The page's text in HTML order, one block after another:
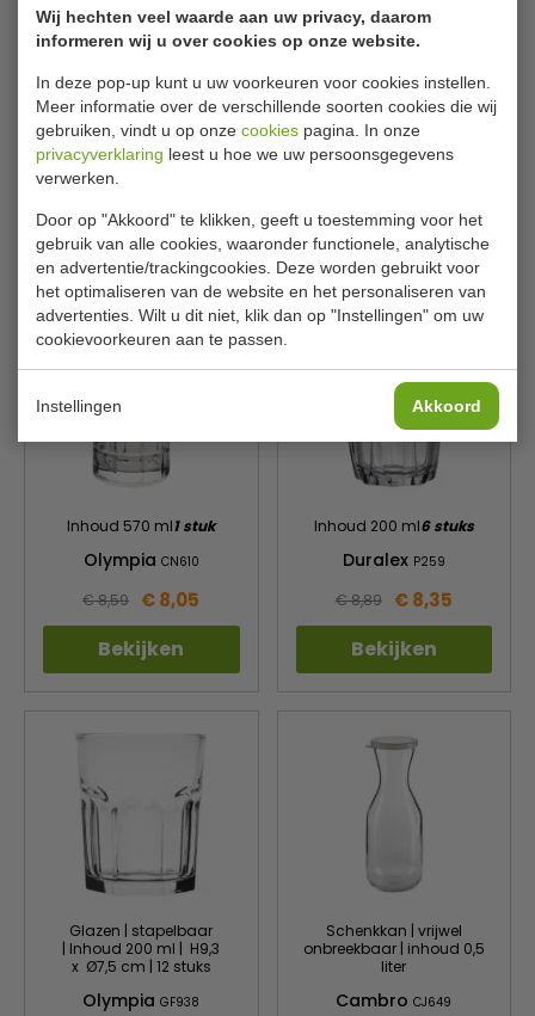
Wij hechten veel waarde aan uw privacy, daarom
informeren wij u over cookies op onze website.
In deze pop-up kunt u uw voorkeuren voor cookies instellen.
Meer informatie over de verschillende soorten cookies die wij
gebruiken, vindt u op onze cookies pagina. In onze
privacyverklaring leest u hoe we uw persoonsgegevens
verwerken.
Door op "Akkoord" te klikken, geeft u toestemming voor het
gebruik van alle cookies, waaronder functionele, analytische
en advertentie/trackingcookies. Deze worden gebruikt voor
het optimaliseren van de website en het personaliseren van
advertenties. Wilt u dit niet, klik dan op "Instellingen" om uw
cookievoorkeuren aan te passen.
Instellingen Akkoord
Inhoud 130 ml
DuralexGG901
Bekijken
Inhoud 130 ml
OlympiaGF924
Bekijken
Inhoud 570 ml1 stuk
Olympia CN610
€ 8,59 € 8,05
Bekijken
Inhoud 200 ml6 stuks
Duralex P259
€ 8,89 € 8,35
Bekijken
Glazen | stapelbaar
| Inhoud 200 ml | H9,3
x Ø7,5 cm | 12 stuks
OlympiaGF938
Schenkkan | vrijwel
onbreekbaar | inhoud 0,5
liter
CambroCJ649